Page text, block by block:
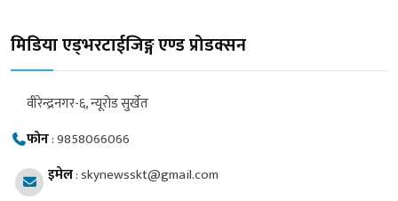
मिडिया एड्भरटाईजिङ्ग एण्ड प्रोडक्सन
वीरेन्द्रनगर-६, न्यूरोड सुर्खेत
फोन:9858066066
इमेल:skynewsskt@gmail.com